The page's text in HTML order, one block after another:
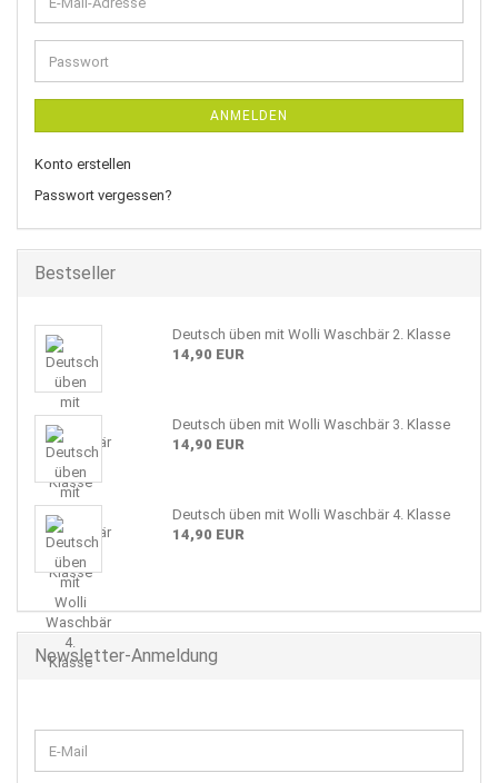
Mail-
Adresse
Passwort
ANMELDEN
Konto erstellen
Passwort vergessen?
Bestseller
Deutsch üben mit Wolli Waschbär 2. Klasse
14,90 EUR
Deutsch üben mit Wolli Waschbär 3. Klasse
14,90 EUR
Deutsch üben mit Wolli Waschbär 4. Klasse
14,90 EUR
Newsletter-Anmeldung
ZUR
E-
Mail